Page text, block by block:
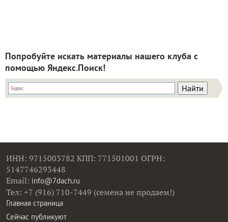
Попробуйте искать материалы нашего клуба с
помощью Яндекс.Поиск!
ИНН: 9715003782 КПП: 771501001 ОГРН:
5147746293448
Email: info@7dach.ru
Тел: +7 (916) 710-7449 (семена не продаем!)
Главная страница
Сейчас публикуют